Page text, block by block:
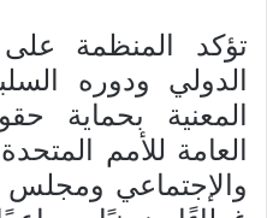
تؤكد المنظمة
الدولي ودوره
المعنية بحماية
العامة للأمم
والإجتماعي